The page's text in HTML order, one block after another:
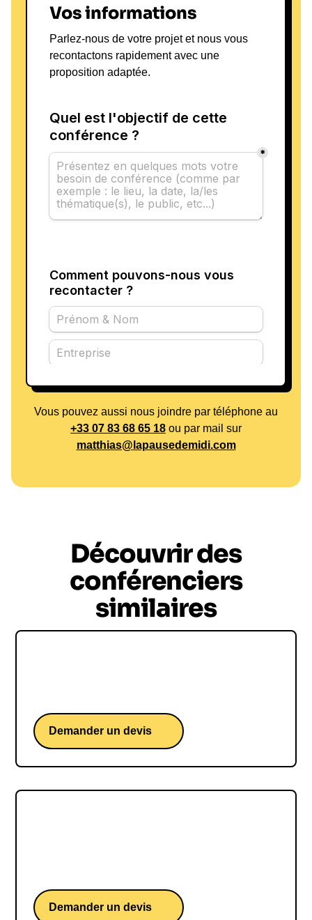
Vos informations
Parlez-nous de votre projet et nous vous
recontactons rapidement avec une
proposition adaptée.
Vous pouvez aussi nous joindre par téléphone au
+33 07 83 68 65 18 ou par mail sur
matthias@lapausedemidi.com
Découvrir des
conférenciers
similaires
Demander un devis
Demander un devis